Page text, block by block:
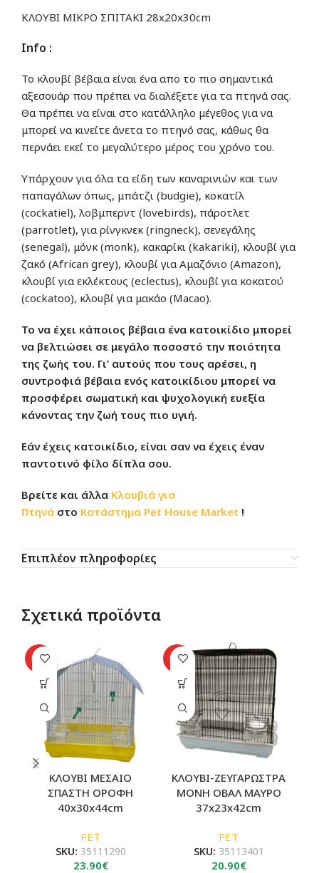
ΚΛΟΥΒΙ ΜΙΚΡΟ ΣΠΙΤΑΚΙ 28x20x30cm
Info :
Το κλουβί βέβαια είναι ένα απο το πιο σημαντικά
αξεσουάρ που πρέπει να διαλέξετε για τα πτηνά σας.
Θα πρέπει να είναι στο κατάλληλο μέγεθος για να
μπορεί να κινείτε άνετα το πτηνό σας, κάθως θα
περνάει εκεί το μεγαλύτερο μέρος του χρόνο του.
Υπάρχουν για όλα τα είδη των καναρινιών και των
παπαγάλων όπως, μπάτζι (budgie), κοκατίλ
(cockatiel), λοβμπερντ (lovebirds), πάροτλετ
(parrotlet), για ρίνγκνεκ (ringneck), σενεγάλης
(senegal), μόνκ (monk), κακαρίκι (kakariki), κλουβί για
ζακό (African grey), κλουβί για Αμαζόνιο (Amazon),
κλουβί για εκλέκτους (eclectus), κλουβί για κοκατού
(cockatoo), κλουβί για μακάο (Macao).
Το να έχει κάποιος βέβαια ένα κατοικίδιο μπορεί
να βελτιώσει σε μεγάλο ποσοστό την ποιότητα
της ζωής του. Γι’ αυτούς που τους αρέσει, η
συντροφιά βέβαια ενός κατοικίδιου μπορεί να
προσφέρει σωματική και ψυχολογική ευεξία
κάνοντας την ζωή τους πιο υγιή.
Εάν έχεις κατοικίδιο, είναι σαν να έχεις έναν
παντοτινό φίλο δίπλα σου.
Βρείτε και άλλα Κλουβιά για
Πτηνά στο Κατάστημα Pet House Market !
Επιπλέον πληροφορίες
Σχετικά προϊόντα
HOT
ΚΛΟΥΒΙ ΜΕΣΑΙΟ
ΣΠΑΣΤΗ ΟΡΟΦΗ
40x30x44cm
PET
SKU: 35111290
23.90€
HOT
ΚΛΟΥΒΙ-ΖΕΥΓΑΡΩΣΤΡΑ
ΜΟΝΗ ΟΒΑΛ ΜΑΥΡΟ
37x23x42cm
PET
SKU: 35113401
20.90€